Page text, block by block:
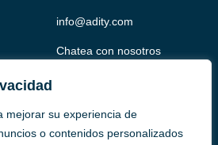
mejorar su experiencia de
o contenidos personalizados
info@adity.com
Chatea con nosotros